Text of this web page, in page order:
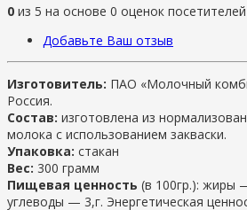
0 из 5 на основе 0 оценок посетителей
Добавьте Ваш отзыв
Изготовитель: ПАО «Молочный
Россия.
Состав: изготовлена из
молока с использованием закваски.
Упаковка: стакан
Вес: 300 грамм
Пищевая ценность (в 100гр.): жиры
углеводы — 3,г. Энергетическая